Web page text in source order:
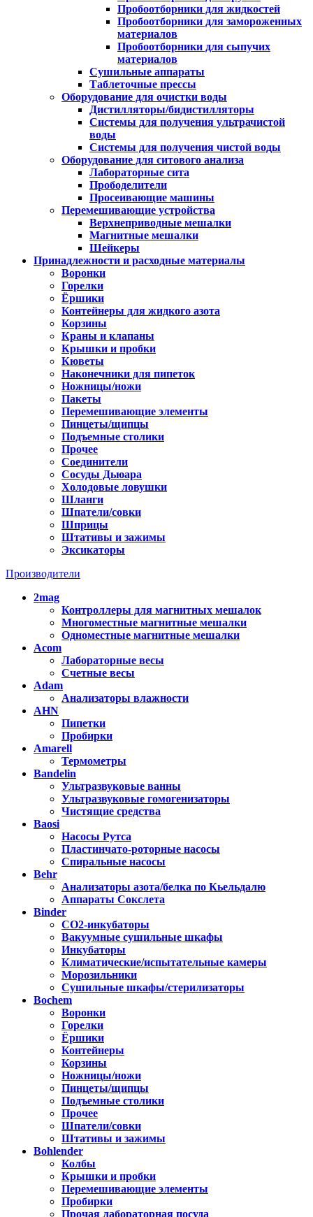
Пробоотборники для жидкостей
Пробоотборники для замороженных
материалов
Пробоотборники для сыпучих
материалов
Сушильные аппараты
Таблеточные прессы
Оборудование для очистки воды
Дистилляторы/бидистилляторы
Системы для получения ультрачистой
воды
Системы для получения чистой воды
Оборудование для ситового анализа
Лабораторные сита
Прободелители
Просеивающие машины
Перемешивающие устройства
Верхнеприводные мешалки
Магнитные мешалки
Шейкеры
Принадлежности и расходные материалы
Воронки
Горелки
Ёршики
Контейнеры для жидкого азота
Корзины
Краны и клапаны
Крышки и пробки
Кюветы
Наконечники для пипеток
Ножницы/ножи
Пакеты
Перемешивающие элементы
Пинцеты/щипцы
Подъемные столики
Прочее
Соединители
Сосуды Дьюара
Холодовые ловушки
Шланги
Шпатели/совки
Шприцы
Штативы и зажимы
Эксикаторы
Производители
2mag
Контроллеры для магнитных мешалок
Многоместные магнитные мешалки
Одноместные магнитные мешалки
Acom
Лабораторные весы
Счетные весы
Adam
Анализаторы влажности
AHN
Пипетки
Пробирки
Amarell
Термометры
Bandelin
Ультразвуковые ванны
Ультразвуковые гомогенизаторы
Чистящие средства
Baosi
Насосы Рутса
Пластинчато-роторные насосы
Спиральные насосы
Behr
Анализаторы азота/белка по Кьельдалю
Аппараты Сокслета
Binder
CO2-инкубаторы
Вакуумные сушильные шкафы
Инкубаторы
Климатические/испытательные камеры
Морозильники
Сушильные шкафы/стерилизаторы
Bochem
Воронки
Горелки
Ёршики
Контейнеры
Корзины
Ножницы/ножи
Пинцеты/щипцы
Подъемные столики
Прочее
Шпатели/совки
Штативы и зажимы
Bohlender
Колбы
Крышки и пробки
Перемешивающие элементы
Пробирки
Прочая лабораторная посуда